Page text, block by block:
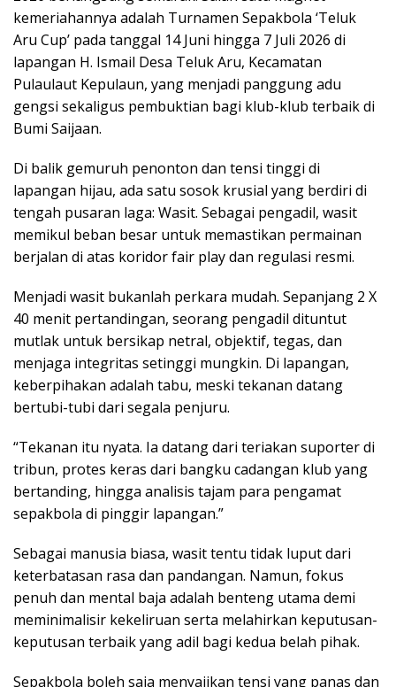
kemeriahannya adalah Turnamen Sepakbola ‘Teluk
Aru Cup’ pada tanggal 14 Juni hingga 7 Juli 2026 di
lapangan H. Ismail Desa Teluk Aru, Kecamatan
Pulaulaut Kepulaun, yang menjadi panggung adu
gengsi sekaligus pembuktian bagi klub-klub terbaik di
Bumi Saijaan.
Di balik gemuruh penonton dan tensi tinggi di
lapangan hijau, ada satu sosok krusial yang berdiri di
tengah pusaran laga: Wasit. Sebagai pengadil, wasit
memikul beban besar untuk memastikan permainan
berjalan di atas koridor fair play dan regulasi resmi.
Menjadi wasit bukanlah perkara mudah. Sepanjang 2 X
40 menit pertandingan, seorang pengadil dituntut
mutlak untuk bersikap netral, objektif, tegas, dan
menjaga integritas setinggi mungkin. Di lapangan,
keberpihakan adalah tabu, meski tekanan datang
bertubi-tubi dari segala penjuru.
“Tekanan itu nyata. Ia datang dari teriakan suporter di
tribun, protes keras dari bangku cadangan klub yang
bertanding, hingga analisis tajam para pengamat
sepakbola di pinggir lapangan.”
Sebagai manusia biasa, wasit tentu tidak luput dari
keterbatasan rasa dan pandangan. Namun, fokus
penuh dan mental baja adalah benteng utama demi
meminimalisir kekeliruan serta melahirkan keputusan-
keputusan terbaik yang adil bagi kedua belah pihak.
Sepakbola boleh saja menyajikan tensi yang panas dan